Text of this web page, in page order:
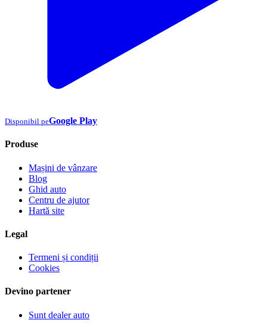
Disponibil peGoogle Play
Produse
Mașini de vânzare
Blog
Ghid auto
Centru de ajutor
Hartă site
Legal
Termeni și condiții
Cookies
Devino partener
Sunt dealer auto